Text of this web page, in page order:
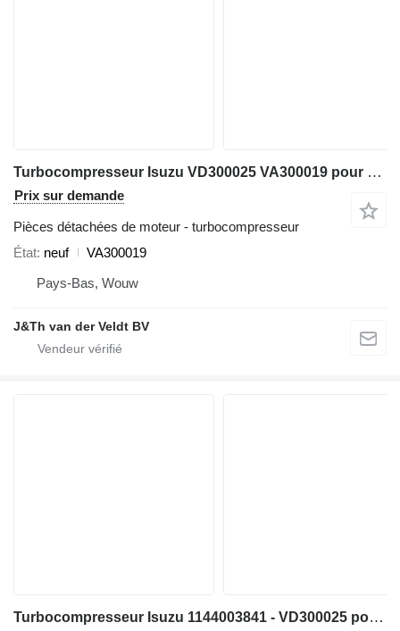
Turbocompresseur Isuzu VD300025 VA300019 pour excavateur Hitachi ZX600 ZX800 JD600C ZX650H ZX850H JD800LC ZX670-5G ZX870-5G
Prix sur demande
Pièces détachées de moteur - turbocompresseur
État neuf
VA300019
Pays-Bas, Wouw
J&Th van der Veldt BV
Turbocompresseur Isuzu 1144003841 - VD300025 pour excavateur Hitachi ZX600 ZX800 JD600C ZX650H ZX850H JD800LC ZX670-5G ZX870-5G